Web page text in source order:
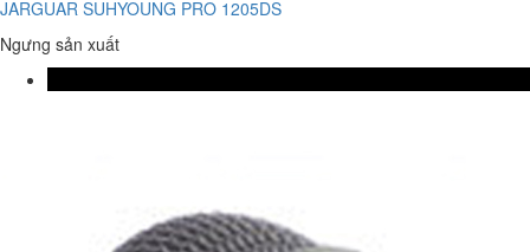
JARGUAR SUHYOUNG PRO 1205DS
Ngưng sản xuất